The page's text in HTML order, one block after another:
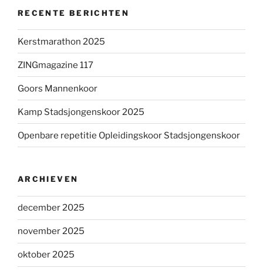
RECENTE BERICHTEN
Kerstmarathon 2025
ZINGmagazine 117
Goors Mannenkoor
Kamp Stadsjongenskoor 2025
Openbare repetitie Opleidingskoor Stadsjongenskoor
ARCHIEVEN
december 2025
november 2025
oktober 2025